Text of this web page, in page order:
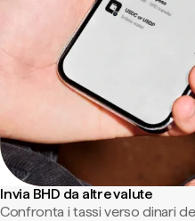
Invia BHD da altre valute
Confronta i tassi verso dinari